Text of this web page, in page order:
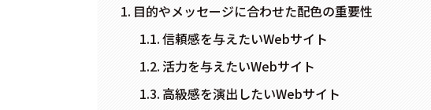
目的やメッセージに合わせた配色の重要性
信頼感を与えたいWebサイト
活力を与えたいWebサイト
高級感を演出したいWebサイト